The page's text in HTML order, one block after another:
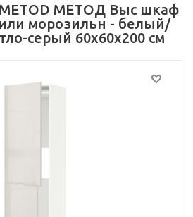
METOD МЕТОД Выс шкаф
морозильн - белый/
серый 60x60x200 см